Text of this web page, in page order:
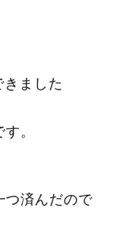
ました
。
つ済んだので